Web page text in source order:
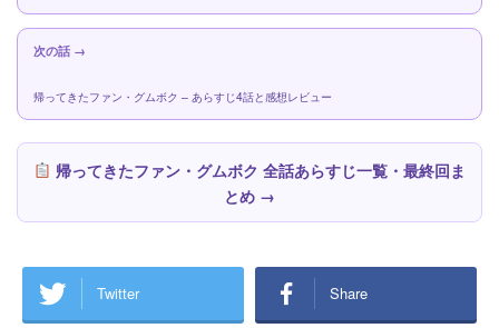
次の話 →
帰ってきたファン・グムボク – あらすじ4話と感想レビュー
帰ってきたファン・グムボク 全話あらすじ一覧・最終回ま
とめ →
Twitter Share